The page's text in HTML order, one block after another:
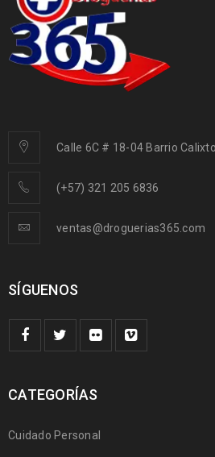
Calle 6C # 18-04 Barrio
(+57) 321 205 6836
ventas@droguerias365.com
SÍGUENOS
CATEGORÍAS
Cuidado Personal